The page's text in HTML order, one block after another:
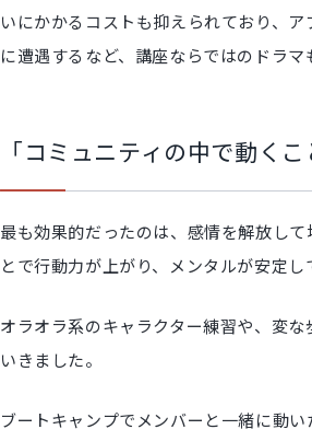
いにかかるコストも抑えられており、
に遭遇するなど、講座ならではのドラマ
「コミュニティの中で動く
最も効果的だったのは、感情を解放し
とで行動力が上がり、メンタルが安定し
オラオラ系のキャラクター練習や、変
いきました。
ブートキャンプでメンバーと一緒に動